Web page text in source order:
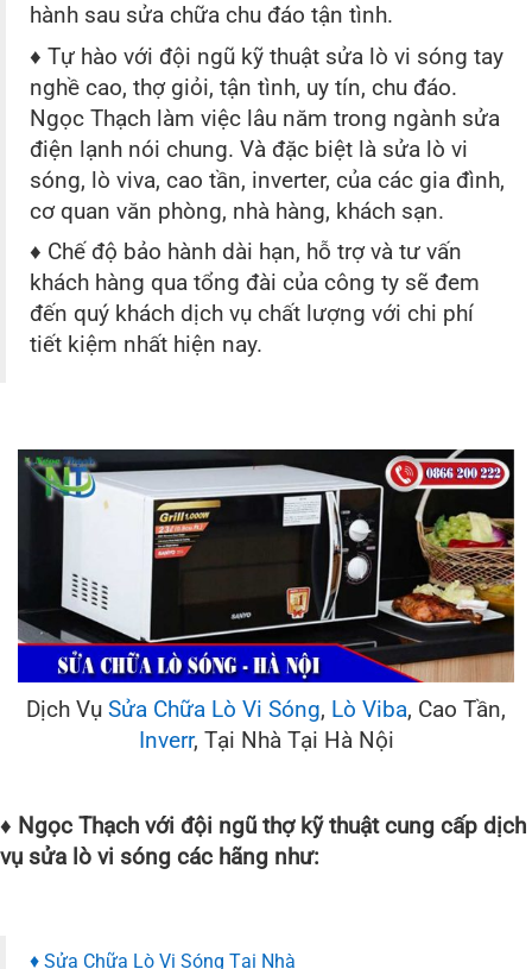
hành sau sửa chữa chu đáo tận tình.
♦ Tự hào với đội ngũ kỹ thuật sửa lò vi sóng tay
nghề cao, thợ giỏi, tận tình, uy tín, chu đáo.
Ngọc Thạch làm việc lâu năm trong ngành sửa
điện lạnh nói chung. Và đặc biệt là sửa lò vi
sóng, lò viva, cao tần, inverter, của các gia đình,
cơ quan văn phòng, nhà hàng, khách sạn.
♦ Chế độ bảo hành dài hạn, hỗ trợ và tư vấn
khách hàng qua tổng đài của công ty sẽ đem
đến quý khách dịch vụ chất lượng với chi phí
tiết kiệm nhất hiện nay.
Dịch Vụ Sửa Chữa Lò Vi Sóng, Lò Viba, Cao Tần,
Inverr, Tại Nhà Tại Hà Nội
♦ Ngọc Thạch với đội ngũ thợ kỹ thuật cung cấp dịch
vụ sửa lò vi sóng các hãng như:
♦ Sửa Chữa Lò Vi Sóng Tại Nhà